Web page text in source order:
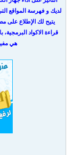
لديك و فهرسة المواقع
يتيح لك الإطلاع على
هي